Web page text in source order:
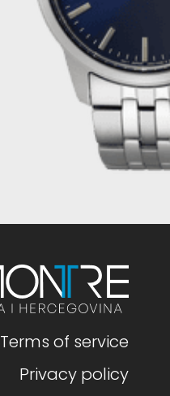
Terms of service
Privacy policy